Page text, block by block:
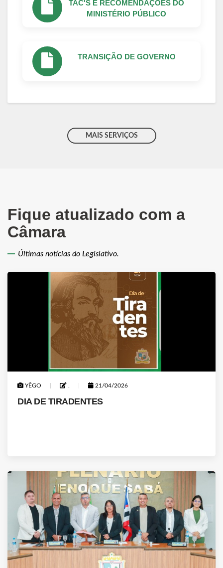
TAC'S E RECOMENDAÇÕES DO
MINISTÉRIO PÚBLICO
TRANSIÇÃO DE GOVERNO
MAIS SERVIÇOS
Fique atualizado com a
Câmara
Últimas notícias do Legislativo.
YÊGO . 21/04/2026
DIA DE TIRADENTES